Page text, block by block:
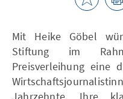
Mit Heike Göbel
Stiftung im
Preisverleihung eine
Jahrzehnte. Ihre